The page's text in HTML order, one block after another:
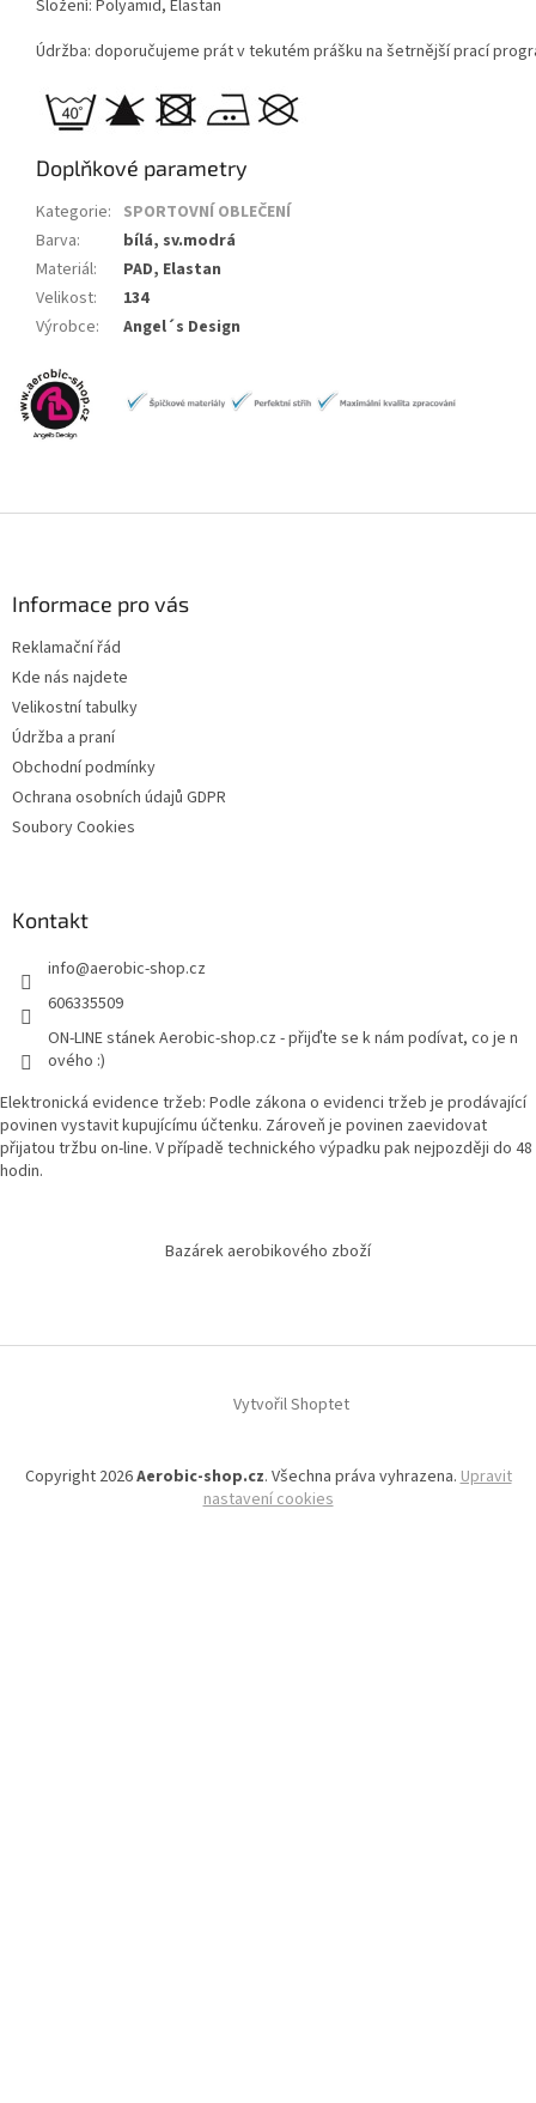
Složení: Polyamid, Elastan
Údržba: doporučujeme prát v tekutém prášku na šetrnější prací
Doplňkové parametry
Kategorie: SPORTOVNÍ OBLEČENÍ
Barva:
bílá, sv.modrá
Materiál:
PAD, Elastan
Velikost:
134
Výrobce: Angel´s Design
Informace pro vás
Reklamační řád
Kde nás najdete
Velikostní tabulky
Údržba a praní
Obchodní podmínky
Ochrana osobních údajů GDPR
Soubory Cookies
Kontakt
info@aerobic-shop.cz
606335509
ON-LINE stánek Aerobic-shop.cz - přijďte se k nám podívat, co je n
ového :)
Elektronická evidence tržeb: Podle zákona o evidenci tržeb je prodávající
povinen vystavit kupujícímu účtenku. Zároveň je povinen zaevidovat
přijatou tržbu on-line. V případě technického výpadku pak nejpozději do 48
hodin.
Bazárek aerobikového zboží
Vytvořil Shoptet
Copyright 2026Aerobic-shop.cz. Všechna práva vyhrazena.Upravit
nastavení cookies